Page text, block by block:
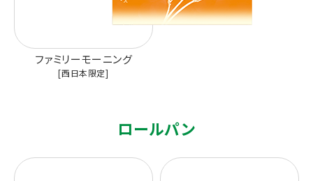
ファミリーモーニング
[西日本限定]
ロールパン